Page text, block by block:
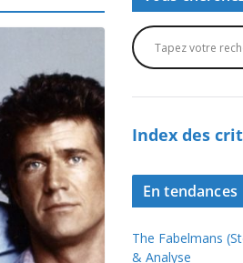
Index des
En tendances
The Fabelmans
& Analyse